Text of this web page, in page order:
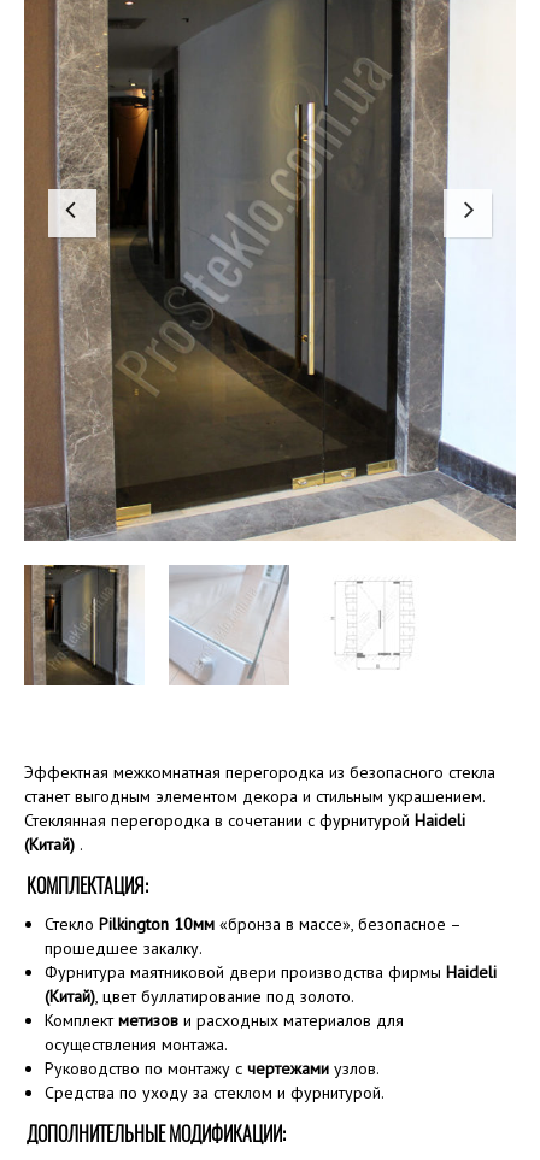
Эффектная межкомнатная перегородка из безопасного стекла
станет выгодным элементом декора и стильным украшением.
Стеклянная перегородка в сочетании с фурнитурой Haideli
(Китай) .
КОМПЛЕКТАЦИЯ:
Стекло Pilkington 10мм «бронза в массе», безопасное –
прошедшее закалку.
Фурнитура маятниковой двери производства фирмы Haideli
(Китай), цвет буллатирование под золото.
Комплектметизов и расходных материалов для
осуществления монтажа.
Руководство по монтажу с чертежами узлов.
Средства по уходу за стеклом и фурнитурой.
ДОПОЛНИТЕЛЬНЫЕ МОДИФИКАЦИИ: